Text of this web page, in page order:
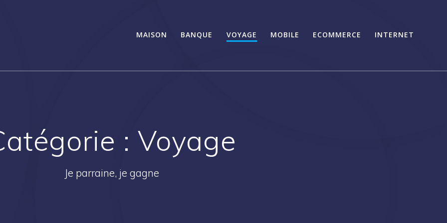
MAISON BANQUE VOYAGE MOBILE ECOMMERCE INTERNET
: Voyage
Je parraine, je gagne